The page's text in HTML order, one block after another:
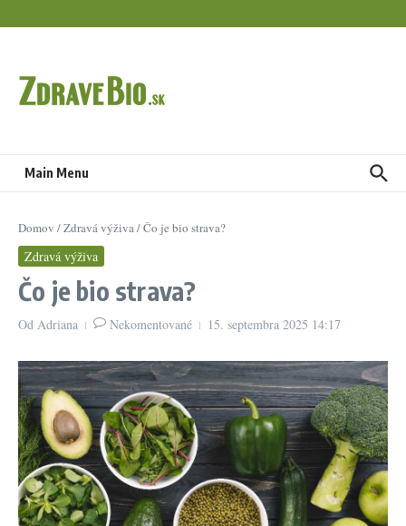
Main Menu
Domov /Zdravá výživa/Čo je bio strava?
Zdravá výživa
Čo je bio strava?
Od Adriana Nekomentované 15. septembra 2025 14:17